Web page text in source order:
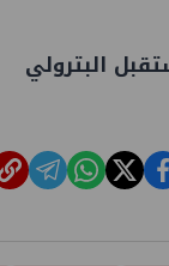
البترولي